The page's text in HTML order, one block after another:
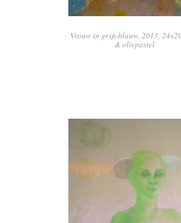
Vrouw in grijs-blauw, 2013,
& oliepastel